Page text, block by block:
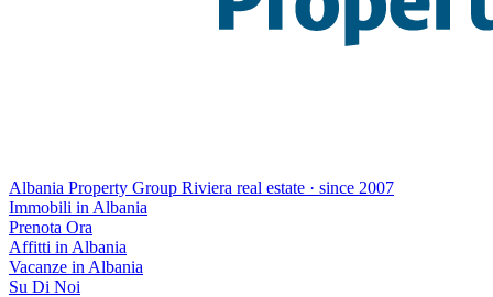
Albania Property Group Riviera real estate · since 2007
Immobili in Albania
Prenota Ora
Affitti in Albania
Vacanze in Albania
Su Di Noi